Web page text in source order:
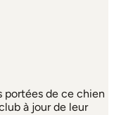
portées de ce chien
à jour de leur